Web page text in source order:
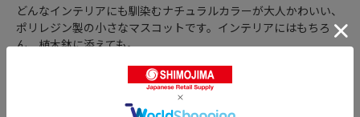
どんなインテリアにも馴染むナチュラルカラーが大人かわいい、
ポリレジン製の小さなマスコットです。インテリアにはもちろ
ん、植木鉢に添えても。